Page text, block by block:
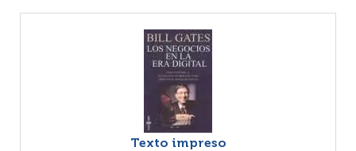
Texto impreso